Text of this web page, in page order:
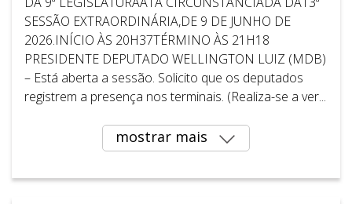
SESSÃO EXTRAORDINÁRIA,DE 9 DE JUNHO DE
2026.INÍCIO ÀS 20H37TÉRMINO ÀS 21H18
PRESIDENTE DEPUTADO WELLINGTON LUIZ (MDB)
– Está aberta a sessão. Solicito que os deputados
registrem a presença nos terminais. (Realiza-se a ver...
mostrar mais